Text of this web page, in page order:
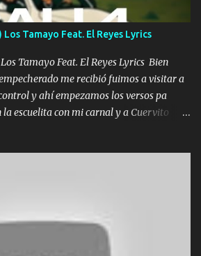
Ya me han pasado cosas Y
Pero la vida es muy corta Hay que
trabajando porque nada es...
Tamayo Feat. El Reyes Lyrics
Tamayo Feat. El Reyes Lyrics Bien
me recibió fuimos a visitar a
y ahí empezamos los versos pa
escuelita con mi carnal y a Cuervito
sepan Aquí Pura GENTE DE LA RANA 🐸
4 EN LA CIUDAD TIJUANA Música Al